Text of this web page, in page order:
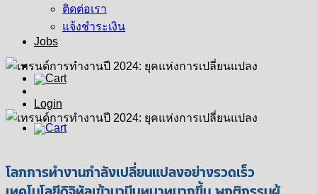
ติดต่อเรา
แจ้งชำระเงิน
Jobs
Login
โลกการทำงานกำลังเปลี่ยนแปลงอย่างรวดเร็ว
เทคโนโลยีดิจิทัลเข้ามามีบทบาทมากขึ้น พฤติกรรมผู้